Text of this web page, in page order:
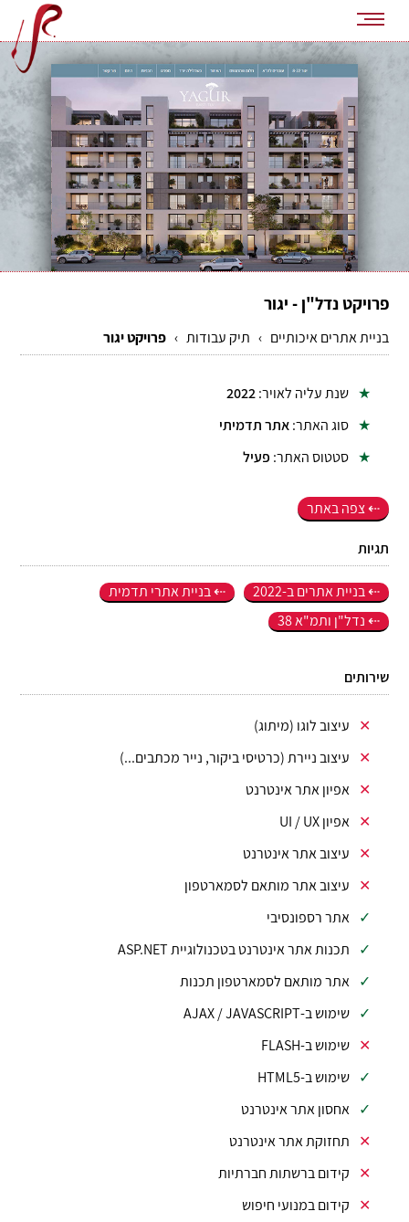
פרויקט נדל"ן - יגור
בניית אתרים איכותיים › תיק עבודות ›פרויקט יגור
שנת עליה לאויר:2022
סוג האתר:אתר תדמיתי
סטטוס האתר: פעיל
צפה באתר
תגיות
בניית אתרים ב-2022
בניית אתרי תדמית
נדל"ן ותמ"א 38
שירותים
עיצוב לוגו (מיתוג)
עיצוב ניירת (כרטיסי ביקור, נייר מכתבים...)
אפיון אתר אינטרנט
אפיון UI / UX
עיצוב אתר אינטרנט
עיצוב אתר מותאם לסמארטפון
אתר רספונסיבי
תכנות אתר אינטרנט בטכנולוגיית ASP.NET
אתר מותאם לסמארטפון תכנות
שימוש ב-AJAX / JAVASCRIPT
שימוש ב-FLASH
שימוש ב-HTML5
אחסון אתר אינטרנט
תחזוקת אתר אינטרנט
קידום ברשתות חברתיות
קידום במנועי חיפוש